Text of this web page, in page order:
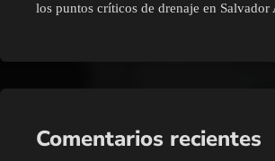
los puntos críticos de drenaje en Salvador
Comentarios recientes